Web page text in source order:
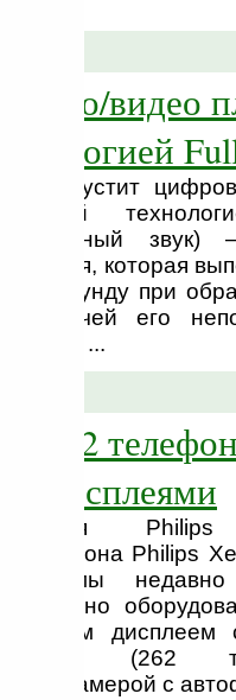
аудио/видео
выпустит
звук)
которая
в секунду при
подачей его
...
2
дисплеями
Philips
телефона Philips
мы недавно
дисплеем
(262
камерой с